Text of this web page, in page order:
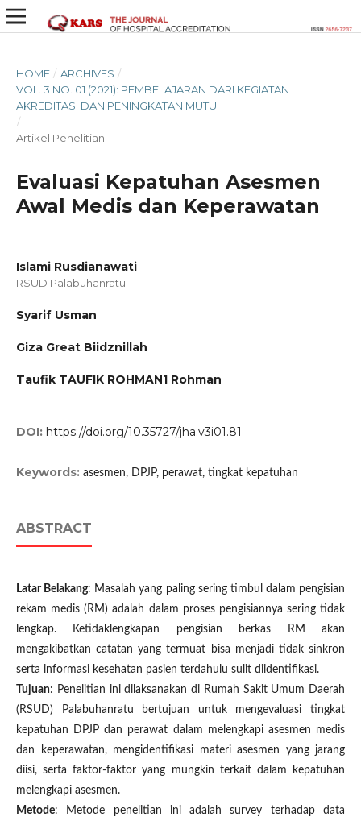
HOME / ARCHIVES /
VOL. 3 NO. 01 (2021): PEMBELAJARAN DARI KEGIATAN
AKREDITASI DAN PENINGKATAN MUTU
/
Artikel Penelitian
Evaluasi Kepatuhan Asesmen
Awal Medis dan Keperawatan
Islami Rusdianawati
RSUD Palabuhanratu
Syarif Usman
Giza Great Biidznillah
Taufik TAUFIK ROHMAN1 Rohman
DOI: https://doi.org/10.35727/jha.v3i01.81
Keywords: asesmen, DPJP, perawat, tingkat kepatuhan
ABSTRACT
Latar Belakang: Masalah yang paling sering timbul dalam pengisian
rekam medis (RM) adalah dalam proses pengisiannya sering tidak
lengkap. Ketidaklengkapan pengisian berkas RM akan
mengakibatkan catatan yang termuat bisa menjadi tidak sinkron
serta informasi kesehatan pasien terdahulu sulit diidentifikasi.
Tujuan: Penelitian ini dilaksanakan di Rumah Sakit Umum Daerah
(RSUD) Palabuhanratu bertujuan untuk mengevaluasi tingkat
kepatuhan DPJP dan perawat dalam melengkapi asesmen medis
dan keperawatan, mengidentifikasi materi asesmen yang jarang
diisi, serta faktor-faktor yang mungkin terkait dalam kepatuhan
melengkapi asesmen.
Metode: Metode penelitian ini adalah survey terhadap data